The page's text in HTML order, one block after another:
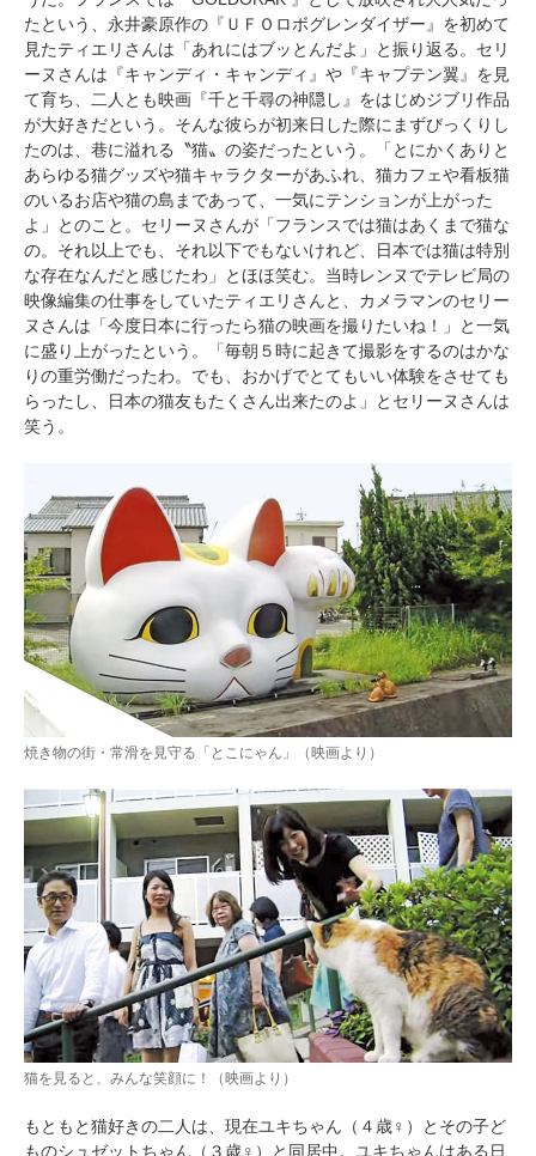
たという、永井豪原作の『ＵＦＯロボグレンダイザー』を初めて
見たティエリさんは「あれにはブッとんだよ」と振り返る。セリ
ーヌさんは『キャンディ・キャンディ』や『キャプテン翼』を見
て育ち、二人とも映画『千と千尋の神隠し』をはじめジブリ作品
が大好きだという。そんな彼らが初来日した際にまずびっくりし
たのは、巷に溢れる〝猫〟の姿だったという。「とにかくありと
あらゆる猫グッズや猫キャラクターがあふれ、猫カフェや看板猫
のいるお店や猫の島まであって、一気にテンションが上がった
よ」とのこと。セリーヌさんが「フランスでは猫はあくまで猫な
の。それ以上でも、それ以下でもないけれど、日本では猫は特別
な存在なんだと感じたわ」とほほ笑む。当時レンヌでテレビ局の
映像編集の仕事をしていたティエリさんと、カメラマンのセリー
ヌさんは「今度日本に行ったら猫の映画を撮りたいね！」と一気
に盛り上がったという。「毎朝５時に起きて撮影をするのはかな
りの重労働だったわ。でも、おかげでとてもいい体験をさせても
らったし、日本の猫友もたくさん出来たのよ」とセリーヌさんは
笑う。
焼き物の街・常滑を見守る「とこにゃん」（映画より）
猫を見ると、みんな笑顔に！（映画より）
もともと猫好きの二人は、現在ユキちゃん（４歳♀）とその子ど
ものシュゼットちゃん（３歳♀）と同居中。ユキちゃんはある日
閉じる
いぬ部をフォロー
pecocats
ねこ部をフォロー
PECOアプリをダウンロード済みの方
アプリで開く
アプリをダウンロードする